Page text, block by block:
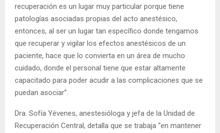
recuperación es un lugar muy particular porque tiene
patologías asociadas propias del acto anestésico,
entonces, al ser un lugar tan específico donde tengamos
que recuperar y vigilar los efectos anestésicos de un
paciente, hace que lo convierta en un área de mucho
cuidado, donde el personal tiene que estar altamente
capacitado para poder acudir a las complicaciones que se
puedan asociar”.
Dra. Sofía Yévenes, anestesióloga y jefa de la Unidad de
Recuperación Central, detalla que se trabaja “en mantener